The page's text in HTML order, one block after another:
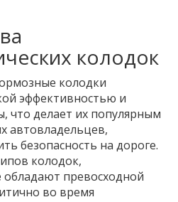
колодок
колодки
эффективностью и
что делает их популярным
автовладельцев,
безопасность на дороге.
колодок,
обладают превосходной
во время